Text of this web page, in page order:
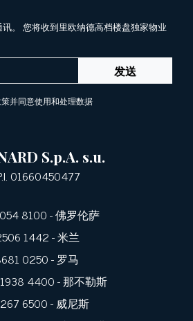
。 您将收到里欧纳德高档楼盘独家物业
发送
并同意使用和处理数据
S.p.A. s.u.
01660450477
8100- 佛罗伦萨
1442- 米兰
0250- 罗马
4400- 那不勒斯
6500- 威尼斯